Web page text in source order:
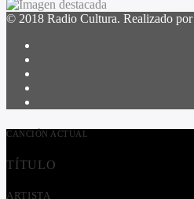
© 2018 Radio Cultura. Realizado por
CANCIÓN ACTUAL
TÍTULO
ARTISTA